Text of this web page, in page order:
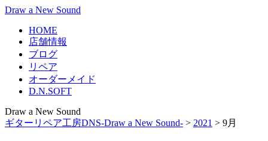
Draw a New Sound
HOME
店舗情報
ブログ
リペア
オーダーメイド
D.N.SOFT
Draw a New Sound
ギターリペア工房DNS-Draw a New Sound- > 2021 > 9月